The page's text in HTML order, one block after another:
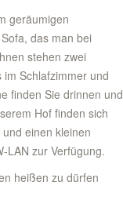
geräumigen
das man bei
stehen zwei
Schlafzimmer und
finden Sie drinnen und
Hof finden sich
einen kleinen
LAN zur Verfügung.
heißen zu dürfen